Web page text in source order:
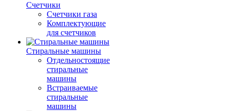
Счетчики
Счетчики газа
Комплектующие
для счетчиков
Стиральные машины
Отдельностоящие
стиральные
машины
Встраиваемые
стиральные
машины